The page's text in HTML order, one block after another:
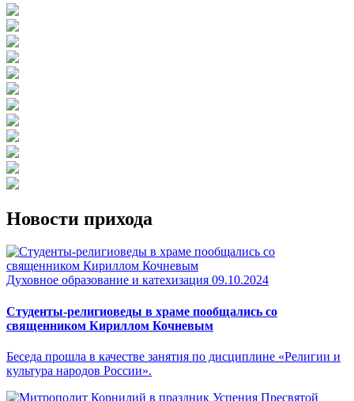
Новости прихода
Духовное образование и катехизация 09.10.2024
Студенты-религиоведы в храме пообщались со
священником Кириллом Кочневым
Беседа прошла в качестве занятия по дисциплине «Религии и
культура народов России».